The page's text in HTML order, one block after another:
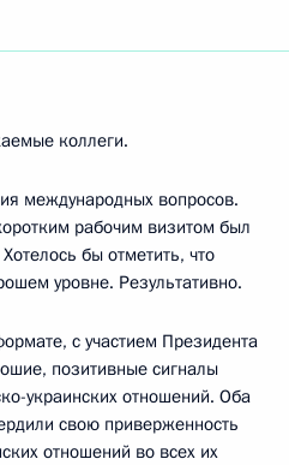
коллеги.
международных вопросов.
рабочим визитом был
бы отметить, что
уровне. Результативно.
с участием Президента
позитивные сигналы
украинских отношений. Оба
свою приверженность
отношений во всех их